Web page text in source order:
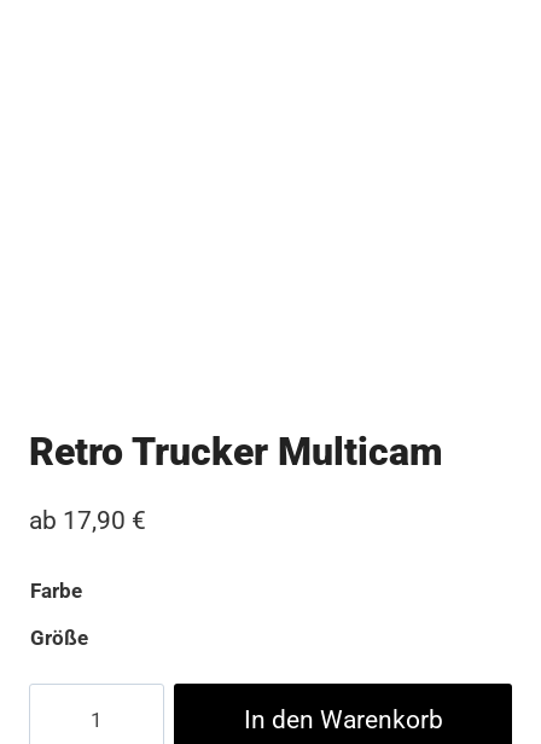
Retro Trucker Multicam
ab 17,90 €
Farbe
Größe
Trucker
In den Warenkorb